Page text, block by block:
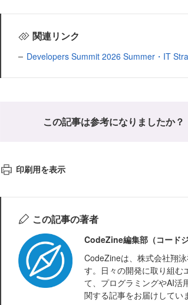
関連リンク
Developers Summit 2026 Summer・IT
この記事は参考になりましたか？
印刷用を表示
この記事の著者
CodeZine編集部（コード
CodeZineは、株式会社翔
す。日々の開発に取り組む
て、プログラミングやAI活
関する記事をお届けしてい